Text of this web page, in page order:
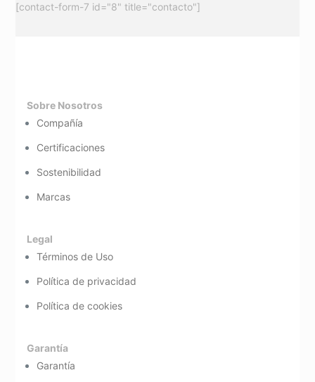
[contact-form-7 id="8" title="contacto"]
Sobre Nosotros
Compañía
Certificaciones
Sostenibilidad
Marcas
Legal
Términos de Uso
Política de privacidad
Política de cookies
Garantía
Garantía